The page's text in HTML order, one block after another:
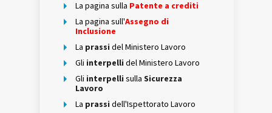
La pagina sulla Patente a crediti
La pagina sull'Assegno di
Inclusione
La prassi del Ministero Lavoro
Gli interpelli del Ministero Lavoro
Gli interpelli sulla Sicurezza
Lavoro
La prassi dell'Ispettorato Lavoro